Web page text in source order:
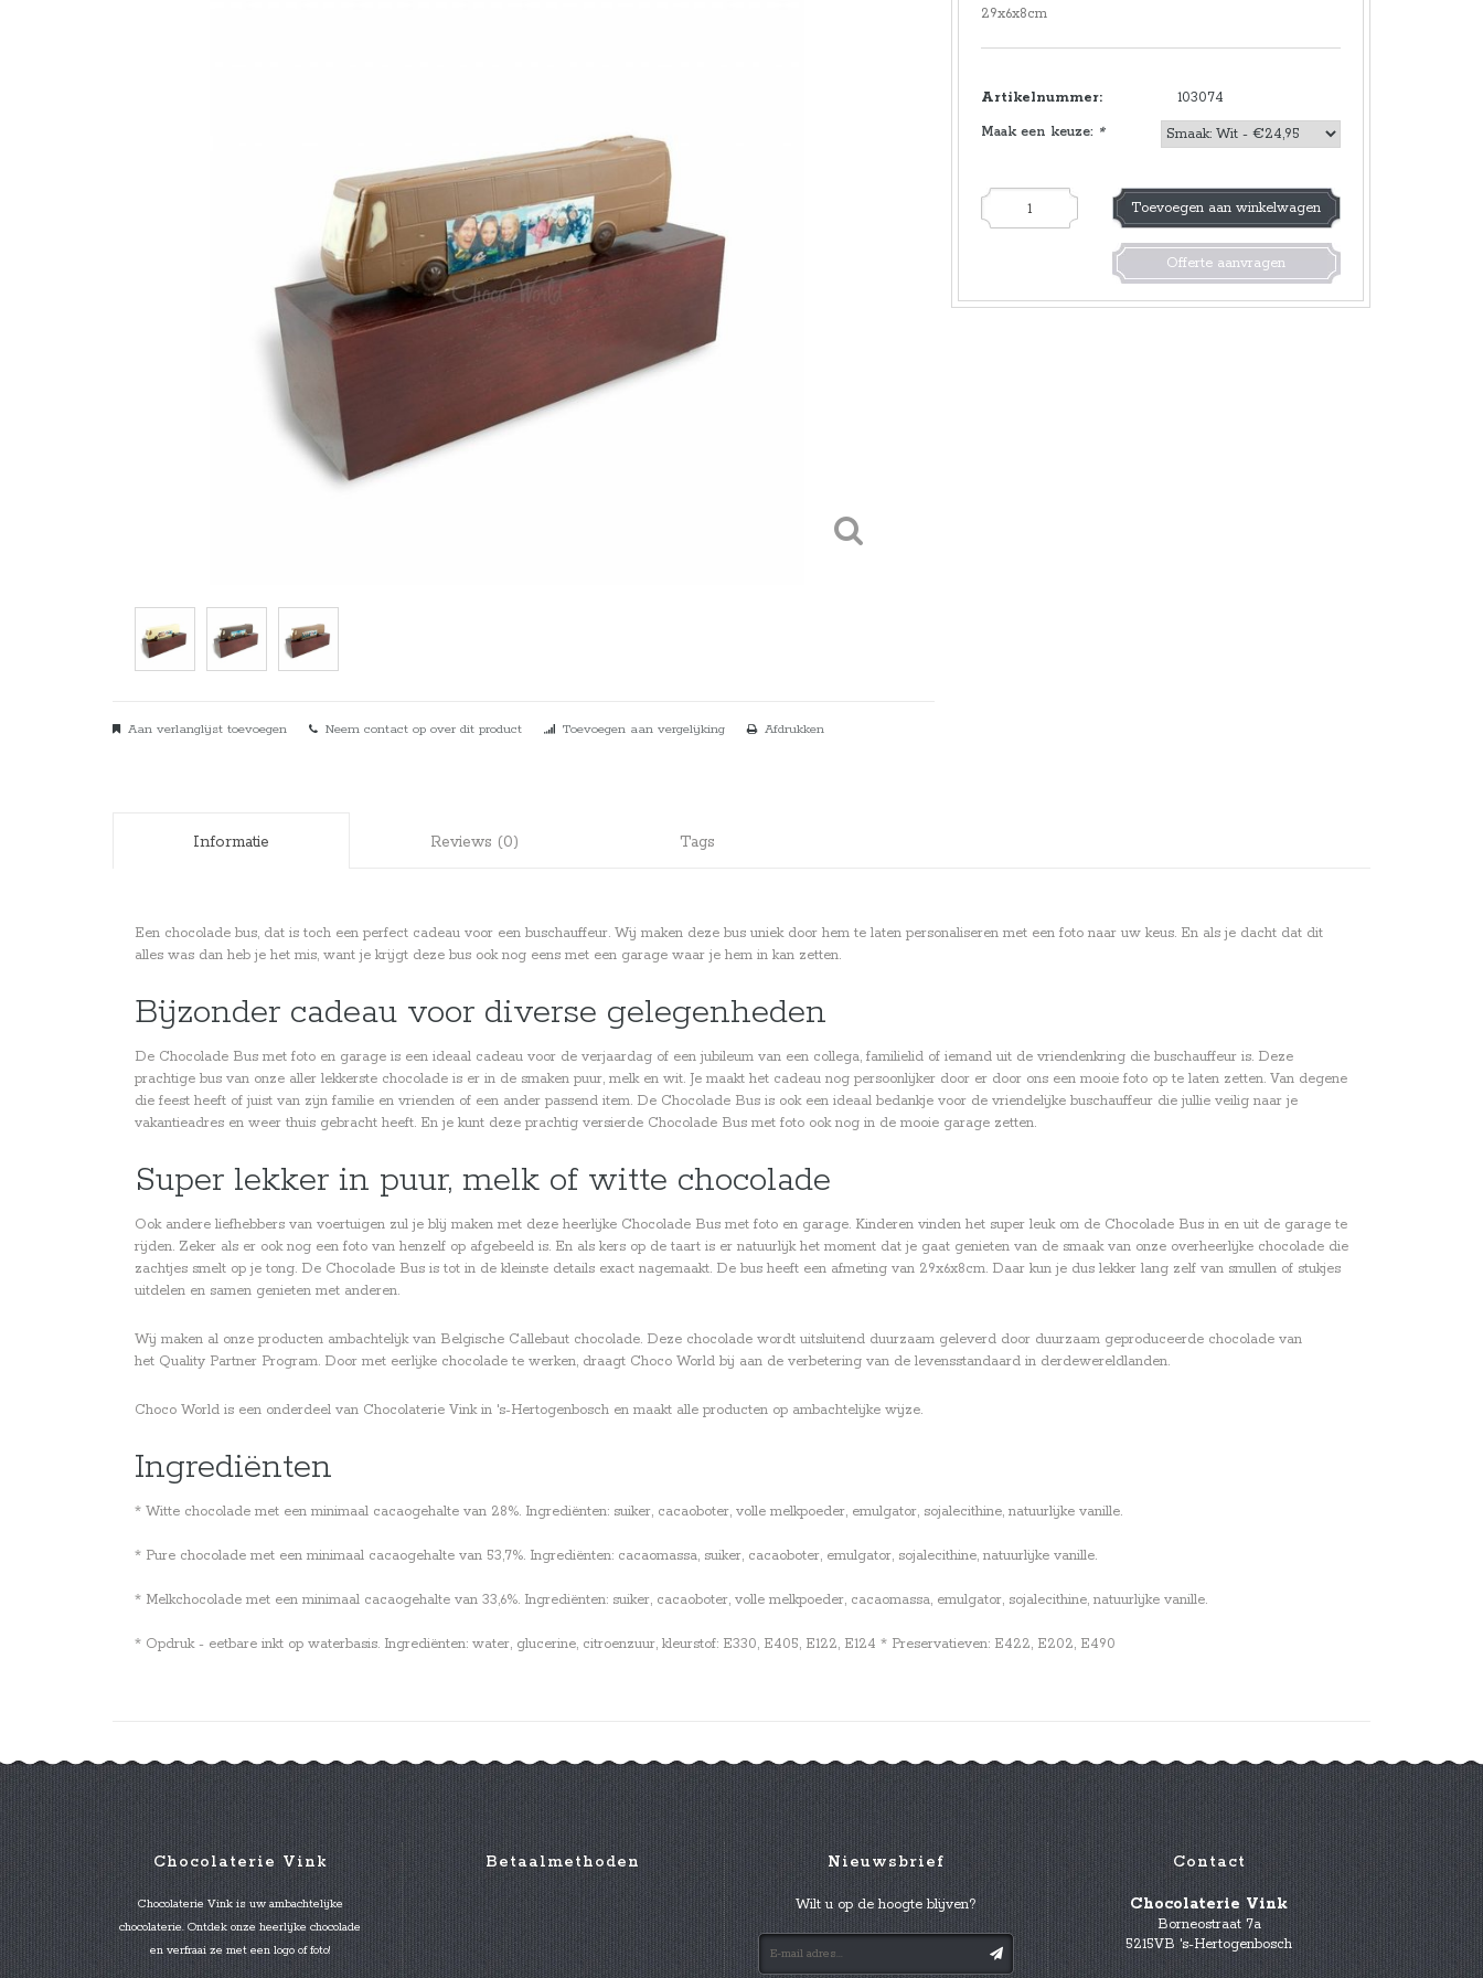
Aan verlanglijst toevoegen Neem contact op over dit product Toevoegen aan vergelijking Afdrukken
29x6x8cm
Artikelnummer: 103074
Maak een keuze: *
Toevoegen aan winkelwagen
Offerte aanvragen
Informatie Reviews (0) Tags
Een chocolade bus, dat is toch een perfect cadeau voor een buschauffeur. Wij maken deze bus uniek door hem te laten personaliseren met een foto naar uw keus. En als je dacht dat dit
alles was dan heb je het mis, want je krijgt deze bus ook nog eens met een garage waar je hem in kan zetten.
Bijzonder cadeau voor diverse gelegenheden
De Chocolade Bus met foto en garage is een ideaal cadeau voor de verjaardag of een jubileum van een collega, familielid of iemand uit de vriendenkring die buschauffeur is. Deze
prachtige bus van onze aller lekkerste chocolade is er in de smaken puur, melk en wit. Je maakt het cadeau nog persoonlijker door er door ons een mooie foto op te laten zetten. Van degene
die feest heeft of juist van zijn familie en vrienden of een ander passend item. De Chocolade Bus is ook een ideaal bedankje voor de vriendelijke buschauffeur die jullie veilig naar je
vakantieadres en weer thuis gebracht heeft. En je kunt deze prachtig versierde Chocolade Bus met foto ook nog in de mooie garage zetten.
Super lekker in puur, melk of witte chocolade
Ook andere liefhebbers van voertuigen zul je blij maken met deze heerlijke Chocolade Bus met foto en garage. Kinderen vinden het super leuk om de Chocolade Bus in en uit de garage te
rijden. Zeker als er ook nog een foto van henzelf op afgebeeld is. En als kers op de taart is er natuurlijk het moment dat je gaat genieten van de smaak van onze overheerlijke chocolade die
zachtjes smelt op je tong. De Chocolade Bus is tot in de kleinste details exact nagemaakt. De bus heeft een afmeting van 29x6x8cm. Daar kun je dus lekker lang zelf van smullen of stukjes
uitdelen en samen genieten met anderen.
Wij maken al onze producten ambachtelijk van Belgische Callebaut chocolade. Deze chocolade wordt uitsluitend duurzaam geleverd door duurzaam geproduceerde chocolade van
het Quality Partner Program. Door met eerlijke chocolade te werken, draagt Choco World bij aan de verbetering van de levensstandaard in derdewereldlanden.
Choco World is een onderdeel van Chocolaterie Vink in 's-Hertogenbosch en maakt alle producten op ambachtelijke wijze.
Ingrediënten
* Witte chocolade met een minimaal cacaogehalte van 28%. Ingrediënten: suiker, cacaoboter, volle melkpoeder, emulgator, sojalecithine, natuurlijke vanille.
* Pure chocolade met een minimaal cacaogehalte van 53,7%. Ingrediënten: cacaomassa, suiker, cacaoboter, emulgator, sojalecithine, natuurlijke vanille.
* Melkchocolade met een minimaal cacaogehalte van 33,6%. Ingrediënten: suiker, cacaoboter, volle melkpoeder, cacaomassa, emulgator, sojalecithine, natuurlijke vanille.
* Opdruk - eetbare inkt op waterbasis. Ingrediënten: water, glucerine, citroenzuur, kleurstof: E330, E405, E122, E124 * Preservatieven: E422, E202, E490
Chocolaterie Vink
Chocolaterie Vink is uw ambachtelijke
chocolaterie. Ontdek onze heerlijke chocolade
en verfraai ze met een logo of foto!
Betaalmethoden Nieuwsbrief
Wilt u op de hoogte blijven?
Contact
Chocolaterie Vink
Borneostraat 7a
5215VB 's-Hertogenbosch